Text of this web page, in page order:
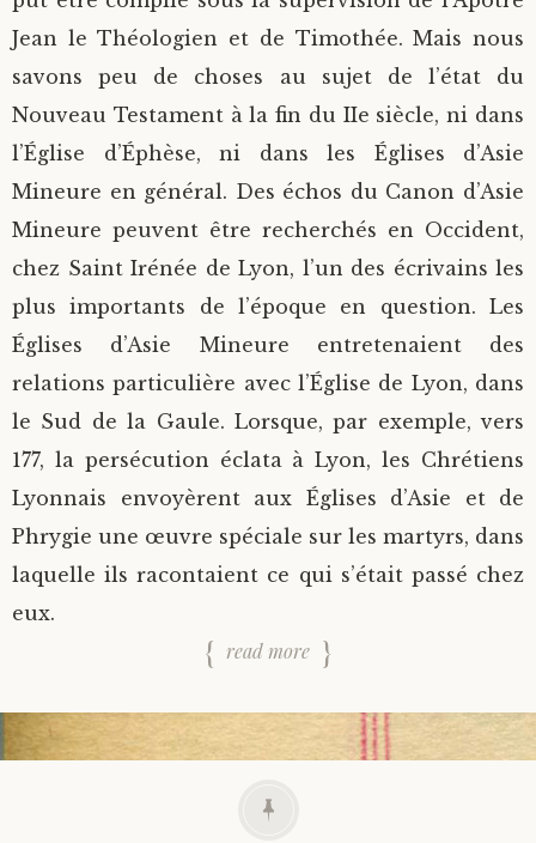
Jean le Théologien et de Timothée. Mais nous
savons peu de choses au sujet de l’état du
Nouveau Testament à la fin du IIe siècle, ni dans
l’Église d’Éphèse, ni dans les Églises d’Asie
Mineure en général. Des échos du Canon d’Asie
Mineure peuvent être recherchés en Occident,
chez Saint Irénée de Lyon, l’un des écrivains les
plus importants de l’époque en question. Les
Églises d’Asie Mineure entretenaient des
relations particulière avec l’Église de Lyon, dans
le Sud de la Gaule. Lorsque, par exemple, vers
177, la persécution éclata à Lyon, les Chrétiens
Lyonnais envoyèrent aux Églises d’Asie et de
Phrygie une œuvre spéciale sur les martyrs, dans
laquelle ils racontaient ce qui s’était passé chez
eux.
read more